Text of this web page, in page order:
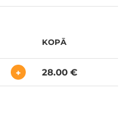
KOPĀ
+ 28.00 €